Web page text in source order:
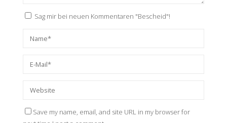
Sag mir bei neuen Kommentaren "Bescheid"!
Save my name, email, and site URL in my browser for